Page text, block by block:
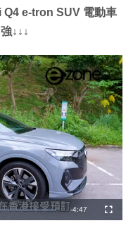
Q4 e-tron SUV 電動車
↓↓↓
剩
-4:47
全
螢